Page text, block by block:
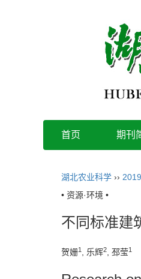
首页 期刊
湖北农业科学 ›› 2019
• 资源·环境 •
不同标准建
贺姗1 , 乐辉2 , 邳莹1